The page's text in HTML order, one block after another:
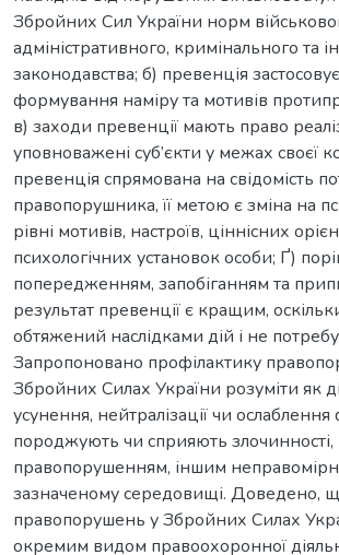
Збройних Сил України норм
адміністративного, кримінального та
законодавства; б) превенція
формування наміру та мотивів
в) заходи превенції мають право
уповноважені суб’єкти у межах своєї
превенція спрямована на свідомість
правопорушника, її метою є зміна на
рівні мотивів, настроїв, ціннісних
психологічних установок особи; Ґ)
попередженням, запобіганням та
результат превенції є кращим,
обтяжений наслідками дій і не
Запропоновано профілактику
Збройних Силах України розуміти як
усунення, нейтралізації чи ослаблення
породжують чи сприяють злочинності,
правопорушенням, іншим
зазначеному середовищі. Доведено,
правопорушень у Збройних Силах
окремим видом правоохоронної